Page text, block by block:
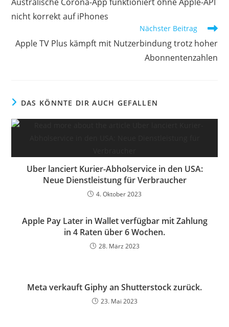
nicht korrekt auf iPhones
Nächster Beitrag
Apple TV Plus kämpft mit Nutzerbindung trotz hoher
Abonnentenzahlen
DAS KÖNNTE DIR AUCH GEFALLEN
Uber lanciert Kurier-Abholservice in den USA:
Neue Dienstleistung für Verbraucher
4. Oktober 2023
Apple Pay Later in Wallet verfügbar mit Zahlung
in 4 Raten über 6 Wochen.
28. März 2023
Meta verkauft Giphy an Shutterstock zurück.
23. Mai 2023